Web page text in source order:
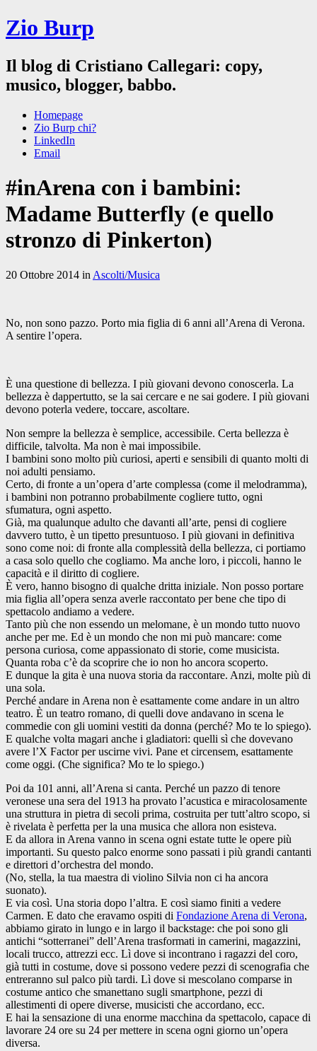
Zio Burp
Il blog di Cristiano Callegari: copy,
musico, blogger, babbo.
Homepage
Zio Burp chi?
LinkedIn
Email
#inArena con i bambini:
Madame Butterfly (e quello
stronzo di Pinkerton)
20 Ottobre 2014 in Ascolti/Musica
No, non sono pazzo. Porto mia figlia di 6 anni all’Arena di Verona.
A sentire l’opera.
È una questione di bellezza. I più giovani devono conoscerla. La
bellezza è dappertutto, se la sai cercare e ne sai godere. I più giovani
devono poterla vedere, toccare, ascoltare.
Non sempre la bellezza è semplice, accessibile. Certa bellezza è
difficile, talvolta. Ma non è mai impossibile.
I bambini sono molto più curiosi, aperti e sensibili di quanto molti di
noi adulti pensiamo.
Certo, di fronte a un’opera d’arte complessa (come il melodramma),
i bambini non potranno probabilmente cogliere tutto, ogni
sfumatura, ogni aspetto.
Già, ma qualunque adulto che davanti all’arte, pensi di cogliere
davvero tutto, è un tipetto presuntuoso. I più giovani in definitiva
sono come noi: di fronte alla complessità della bellezza, ci portiamo
a casa solo quello che cogliamo. Ma anche loro, i piccoli, hanno le
capacità e il diritto di cogliere.
È vero, hanno bisogno di qualche dritta iniziale. Non posso portare
mia figlia all’opera senza averle raccontato per bene che tipo di
spettacolo andiamo a vedere.
Tanto più che non essendo un melomane, è un mondo tutto nuovo
anche per me. Ed è un mondo che non mi può mancare: come
persona curiosa, come appassionato di storie, come musicista.
Quanta roba c’è da scoprire che io non ho ancora scoperto.
E dunque la gita è una nuova storia da raccontare. Anzi, molte più di
una sola.
Perché andare in Arena non è esattamente come andare in un altro
teatro. È un teatro romano, di quelli dove andavano in scena le
commedie con gli uomini vestiti da donna (perché? Mo te lo spiego).
E qualche volta magari anche i gladiatori: quelli sì che dovevano
avere l’X Factor per uscirne vivi. Pane et circensem, esattamente
come oggi. (Che significa? Mo te lo spiego.)
Poi da 101 anni, all’Arena si canta. Perché un pazzo di tenore
veronese una sera del 1913 ha provato l’acustica e miracolosamente
una struttura in pietra di secoli prima, costruita per tutt’altro scopo, si
è rivelata è perfetta per la una musica che allora non esisteva.
E da allora in Arena vanno in scena ogni estate tutte le opere più
importanti. Su questo palco enorme sono passati i più grandi cantanti
e direttori d’orchestra del mondo.
(No, stella, la tua maestra di violino Silvia non ci ha ancora
suonato).
E via così. Una storia dopo l’altra. E così siamo finiti a vedere
Carmen. E dato che eravamo ospiti di Fondazione Arena di Verona,
abbiamo girato in lungo e in largo il backstage: che poi sono gli
antichi “sotterranei” dell’Arena trasformati in camerini, magazzini,
locali trucco, attrezzi ecc. Lì dove si incontrano i ragazzi del coro,
già tutti in costume, dove si possono vedere pezzi di scenografia che
entreranno sul palco più tardi. Lì dove si mescolano comparse in
costume antico che smanettano sugli smartphone, pezzi di
allestimenti di opere diverse, musicisti che accordano, ecc.
E hai la sensazione di una enorme macchina da spettacolo, capace di
lavorare 24 ore su 24 per mettere in scena ogni giorno un’opera
diversa.